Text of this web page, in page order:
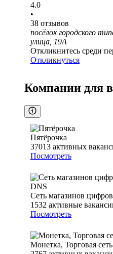
4.0
•
38 отзывов
посёлок городского
улица, 19А
Откликнитесь среди
Откликнуться
Компании для
Пятёрочка
37013 активных
Посмотреть
Сеть магазинов
1532 активные
Посмотреть
Монетка, Торговая сеть